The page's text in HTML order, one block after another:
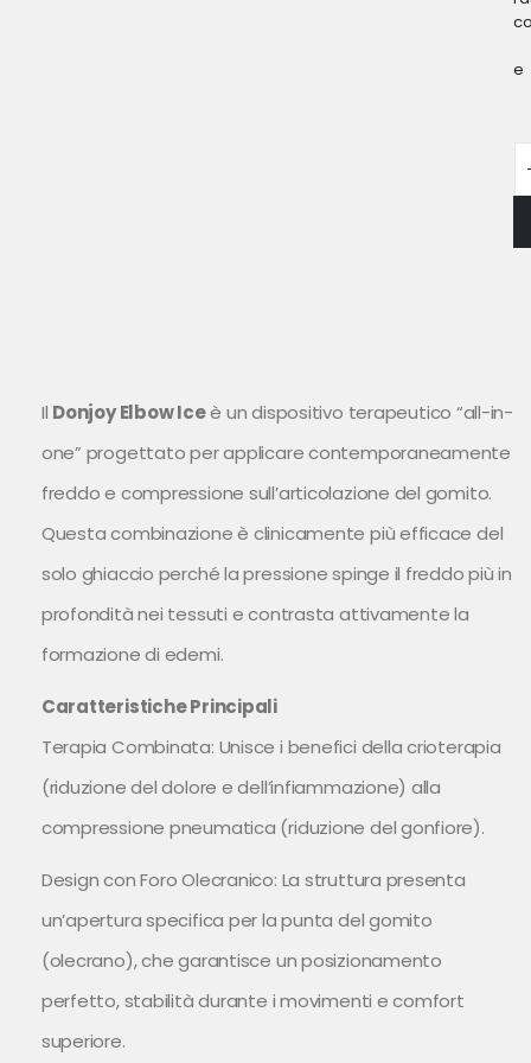
e
Il Donjoy Elbow Iceè un dispositivo terapeutico “all-in-
one” progettato per applicare contemporaneamente
freddo e compressione sull’articolazione del gomito.
Questa combinazione è clinicamente più efficace del
solo ghiaccio perché la pressione spinge il freddo più in
profondità nei tessuti e contrasta attivamente la
formazione di edemi.
Caratteristiche Principali
Terapia Combinata: Unisce i benefici della crioterapia
(riduzione del dolore e dell’infiammazione) alla
compressione pneumatica (riduzione del gonfiore).
Design con Foro Olecranico: La struttura presenta
un’apertura specifica per la punta del gomito
(olecrano), che garantisce un posizionamento
perfetto, stabilità durante i movimenti e comfort
superiore.